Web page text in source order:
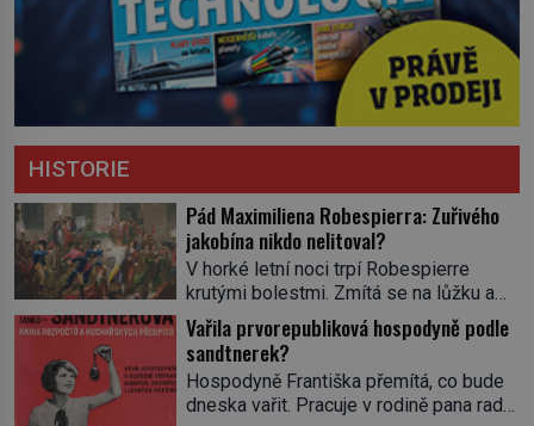
HISTORIE
Pád Maximiliena Robespierra: Zuřivého
jakobína nikdo nelitoval?
V horké letní noci trpí Robespierre
krutými bolestmi. Zmítá se na lůžku a
hlavou mu víří kolotoč myšlenek. Když
se probere z mdlob, vzpomene si na
jednu z pařížských jasnovidek, kterou
před lety navštívil. Prorokovala mu
tragický osud. Tehdy se jí vysmál.
Vařila prvorepubliková hospodyně podle
sandtnerek?
Hospodyně Františka přemítá, co bude
dneska vařit. Pracuje v rodině pana rady